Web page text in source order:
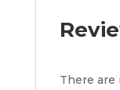
There are